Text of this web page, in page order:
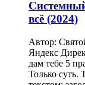
всё (2024)
Автор:
Яндекс
дам тебе 5
Только суть.